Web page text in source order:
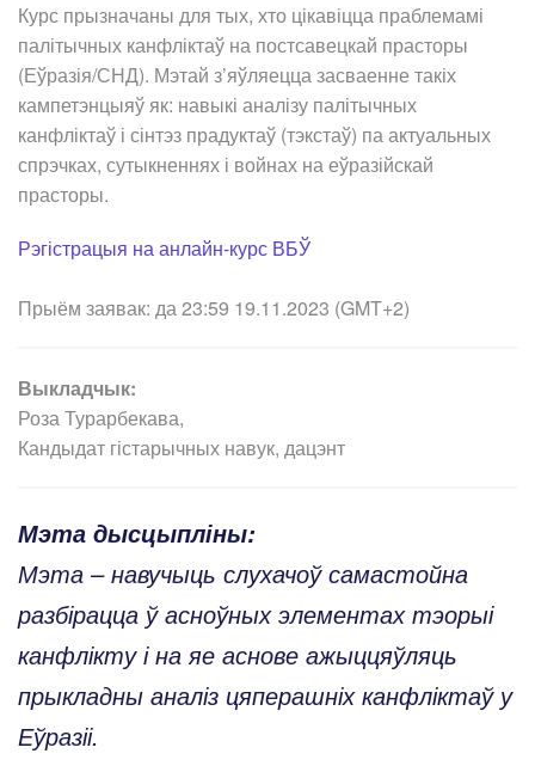
Курс прызначаны для тых, хто цікавіцца праблемамі
палітычных канфліктаў на постсавецкай прасторы
(Еўразія/СНД). Мэтай з’яўляецца засваенне такіх
кампетэнцыяў як: навыкі аналізу палітычных
канфліктаў і сінтэз прадуктаў (тэкстаў) па актуальных
спрэчках, сутыкненнях і войнах на еўразійскай
прасторы.
Рэгістрацыя на анлайн-курс ВБЎ
Прыём заявак: да 23:59 19.11.2023 (GMT+2)
Выкладчык:
Роза Турарбекава,
Кандыдат гістарычных навук, дацэнт
Мэта дысцыпліны:
Мэта – навучыць слухачоў самастойна
разбірацца ў асноўных элементах тэорыі
канфлікту і на яе аснове ажыццяўляць
прыкладны аналіз цяперашніх канфліктаў у
Еўразіі.